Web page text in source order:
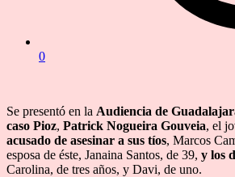
0
Se presentó en la Audiencia de
caso Pioz, Patrick Nogueira Gouveia, el
acusado de asesinar a sus tíos, Marcos
esposa de éste, Janaina Santos, de 39, y los
Carolina, de tres años, y Davi, de uno.